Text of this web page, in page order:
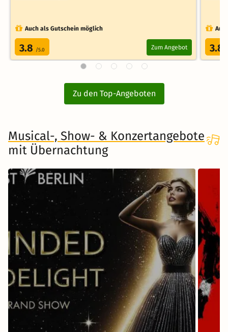
Auch als Gutschein möglich
3.8 /5.0 Zum Angebot 3.8
Zu den Top-Angeboten
Musical-, Show- & Konzertangebote
mit Übernachtung